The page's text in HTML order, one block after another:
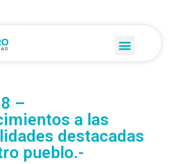
–
a las
destacadas
pueblo.-